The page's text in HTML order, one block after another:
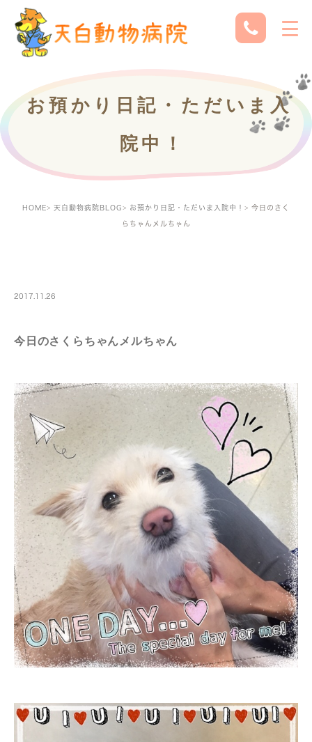
お預かり日記・ただいま入
院中！
HOME 天白動物病院BLOG お預かり日記・ただいま入院中！ 今日のさく
らちゃんメルちゃん
2017.11.26
今日のさくらちゃんメルちゃん